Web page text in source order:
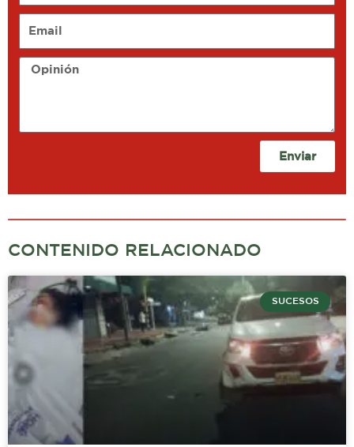
Opinión
Enviar
CONTENIDO RELACIONADO
SUCESOS